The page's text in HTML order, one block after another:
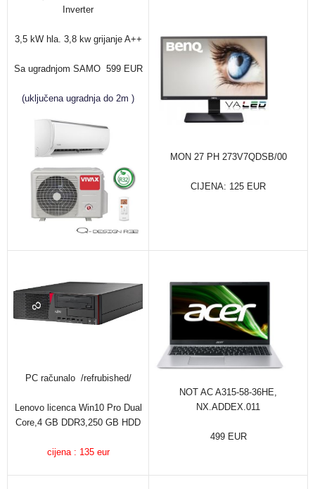
Inverter
3,5 kW hla. 3,8 kw grijanje A++
Sa ugradnjom SAMO 599 EUR
(uključena ugradnja do 2m )
MON 27 PH 273V7QDSB/00
CIJENA: 125 EUR
PC računalo /refrubished/
Lenovo licenca Win10 Pro Dual
Core,4 GB DDR3,250 GB HDD
cijena : 135 eur
NOT AC A315-58-36HE,
NX.ADDEX.011
499 EUR